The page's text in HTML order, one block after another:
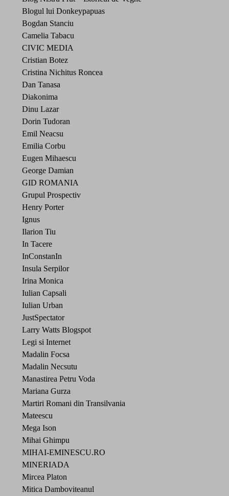
Blogul lui Donkeypapuas
Bogdan Stanciu
Camelia Tabacu
CIVIC MEDIA
Cristian Botez
Cristina Nichitus Roncea
Dan Tanasa
Diakonima
Dinu Lazar
Dorin Tudoran
Emil Neacsu
Emilia Corbu
Eugen Mihaescu
George Damian
GID ROMANIA
Grupul Prospectiv
Henry Porter
Ignus
Ilarion Tiu
In Tacere
InConstanIn
Insula Serpilor
Irina Monica
Iulian Capsali
Iulian Urban
JustSpectator
Larry Watts Blogspot
Legi si Internet
Madalin Focsa
Madalin Necsutu
Manastirea Petru Voda
Mariana Gurza
Martiri Romani din Transilvania
Mateescu
Mega Ison
Mihai Ghimpu
MIHAI-EMINESCU.RO
MINERIADA
Mircea Platon
Mitica Damboviteanul